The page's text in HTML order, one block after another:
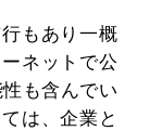
もあり一概
ネットで公
も含んでい
は、企業と